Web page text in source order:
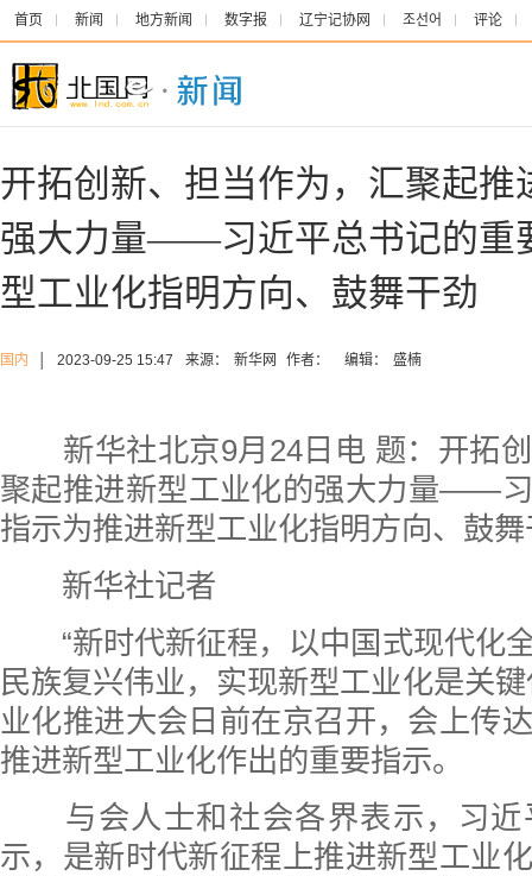
首页 新闻 地方新闻 数字报 辽宁记协网 조선어 评论
开拓创新、担当作为，汇聚起推
强大力量——习近平总书记的重
型工业化指明方向、鼓舞干劲
国内 2023-09-25 15:47 来源： 新华网 作者： 编辑： 盛楠
新华社北京9月24日电 题：开拓
聚起推进新型工业化的强大力量——
指示为推进新型工业化指明方向、鼓
新华社记者
“新时代新征程，以中国式现代化
民族复兴伟业，实现新型工业化是关
业化推进大会日前在京召开，会上传
推进新型工业化作出的重要指示。
与会人士和社会各界表示，习近
示，是新时代新征程上推进新型工业